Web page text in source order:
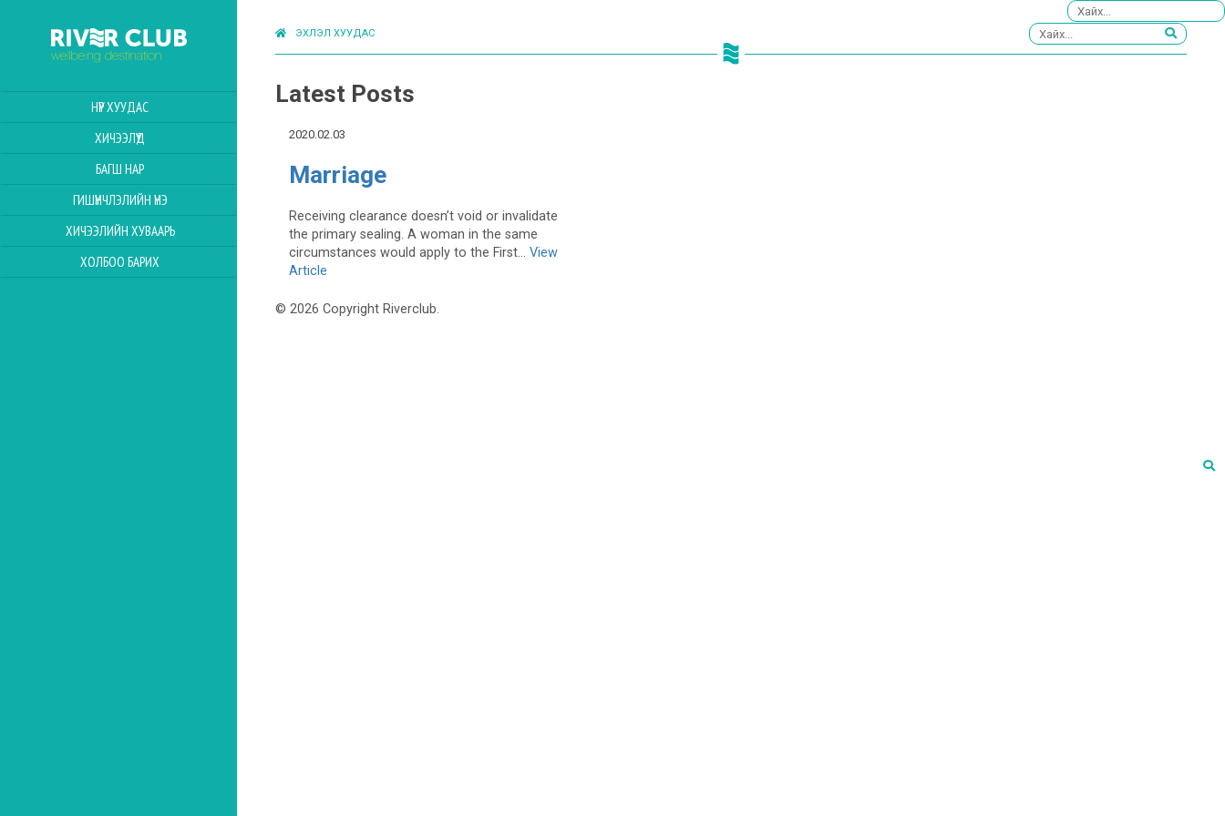
НҮҮР ХУУДАС
ХИЧЭЭЛҮҮД
БАГШ НАР
ГИШҮҮНЧЛЭЛИЙН ҮНЭ
ХИЧЭЭЛИЙН ХУВААРЬ
ХОЛБОО БАРИХ
ЭХЛЭЛ ХУУДАС
Latest Posts
2020.02.03
Marriage
Receiving clearance doesn’t void or invalidate
the primary sealing. A woman in the same
circumstances would apply to the First... View
Article
© 2026 Copyright Riverclub.